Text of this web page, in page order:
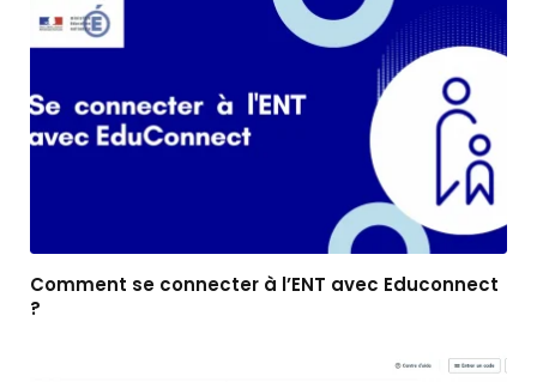
Comment se connecter à l’ENT avec Educonnect
?